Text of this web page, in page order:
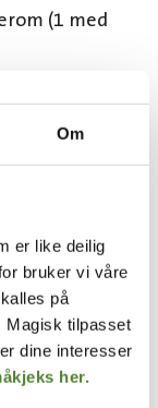
Om
er like deilig
bruker vi våre
på
Magisk tilpasset
dine interesser
her.
(1 med
i stuen.
og lite bad.
Beste
Sorte
mat er